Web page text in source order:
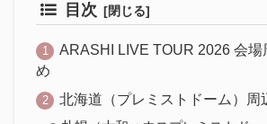
目次
ARASHI LIVE TOUR 2026 会場
め
北海道（プレミストドーム）周